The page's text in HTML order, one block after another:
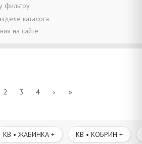
фильтру
каталога
на сайте
2 3 4 › »
КВ • ЖАБИНКА + КВ • КОБРИН +